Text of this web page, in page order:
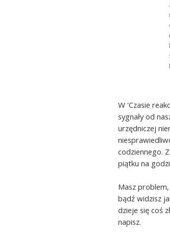
W 'Czasie
sygnały od
urzędniczej
codziennego.
piątku na
Masz
bądź widzisz
dzieje się coś
napisz.